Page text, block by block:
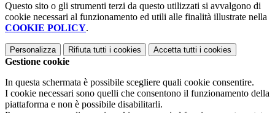
Questo sito o gli strumenti terzi da questo utilizzati si avvalgono di
cookie necessari al funzionamento ed utili alle finalità illustrate nella
COOKIE POLICY.
Personalizza Rifiuta tutti i cookies Accetta tutti i cookies
Gestione cookie
In questa schermata è possibile scegliere quali cookie consentire.
I cookie necessari sono quelli che consentono il funzionamento della
piattaforma e non è possibile disabilitarli.